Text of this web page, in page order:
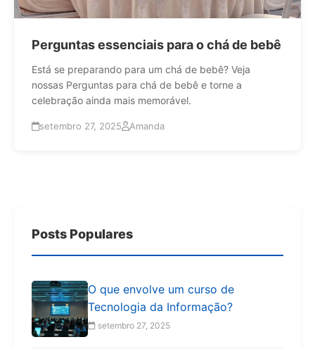
Perguntas essenciais para o chá de bebê
Está se preparando para um chá de bebê? Veja
nossas Perguntas para chá de bebê e torne a
celebração ainda mais memorável.
setembro 27, 2025 Amanda
Posts Populares
O que envolve um curso de
Tecnologia da Informação?
setembro 27, 2025